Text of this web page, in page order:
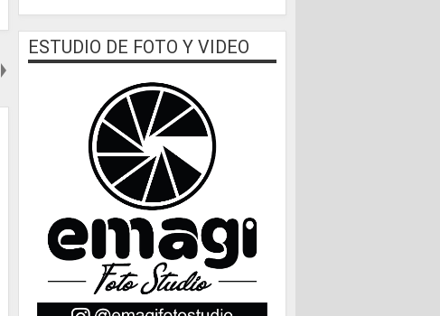
ESTUDIO DE FOTO Y VIDEO